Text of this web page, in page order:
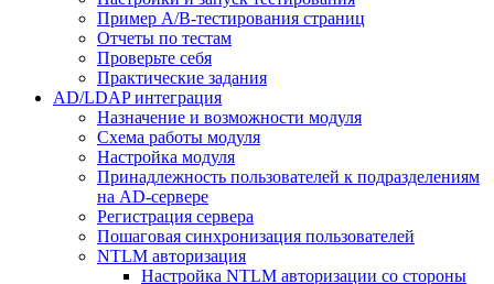
Пример A/B-тестирования страниц
Отчеты по тестам
Проверьте себя
Практические задания
AD/LDAP интеграция
Назначение и возможности модуля
Схема работы модуля
Настройка модуля
Принадлежность пользователей к подразделениям
на AD-сервере
Регистрация сервера
Пошаговая синхронизация пользователей
NTLM авторизация
Настройка NTLM авторизации со стороны